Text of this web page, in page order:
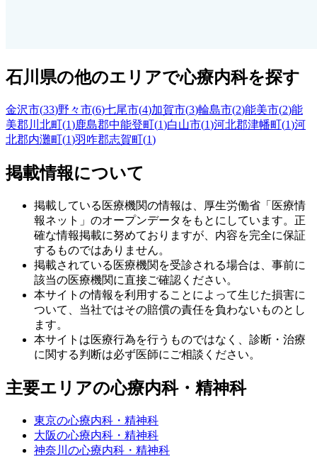
石川県の他のエリアで心療内科を探す
金沢市(33)野々市(6)七尾市(4)加賀市(3)輪島市(2)能美市(2)能
美郡川北町(1)鹿島郡中能登町(1)白山市(1)河北郡津幡町(1)河
北郡内灘町(1)羽咋郡志賀町(1)
掲載情報について
掲載している医療機関の情報は、厚生労働省「医療情
報ネット」のオープンデータをもとにしています。正
確な情報掲載に努めておりますが、内容を完全に保証
するものではありません。
掲載されている医療機関を受診される場合は、事前に
該当の医療機関に直接ご確認ください。
本サイトの情報を利用することによって生じた損害に
ついて、当社ではその賠償の責任を負わないものとし
ます。
本サイトは医療行為を行うものではなく、診断・治療
に関する判断は必ず医師にご相談ください。
主要エリアの心療内科・精神科
東京の心療内科・精神科
大阪の心療内科・精神科
神奈川の心療内科・精神科